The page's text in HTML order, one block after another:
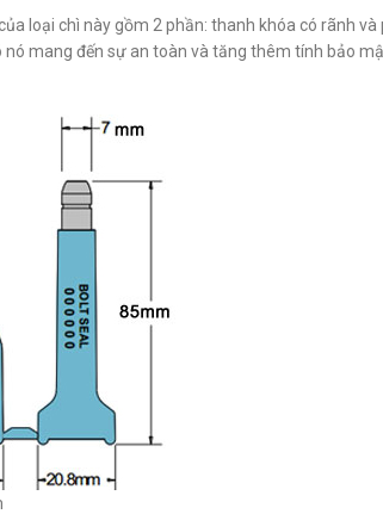
loại chì này gồm 2 phần: thanh khóa có rãnh và
mang đến sự an toàn và tăng thêm tính bảo